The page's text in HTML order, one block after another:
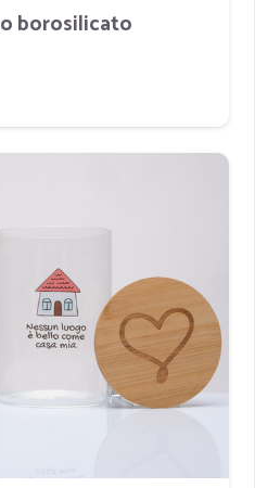
borosilicato